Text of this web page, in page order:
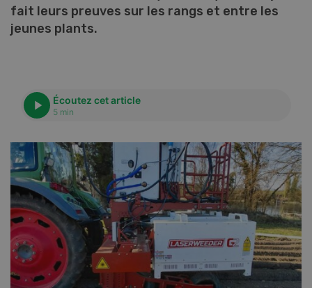
fait leurs preuves sur les rangs et entre les
jeunes plants.
Écoutez cet article
5 min